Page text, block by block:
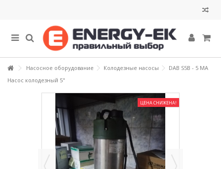
Насосное оборудование Колодезные насосы
DAB S5B - 5 MA
Насос колодезный 5"
ЦЕНА СНИЖЕНА!